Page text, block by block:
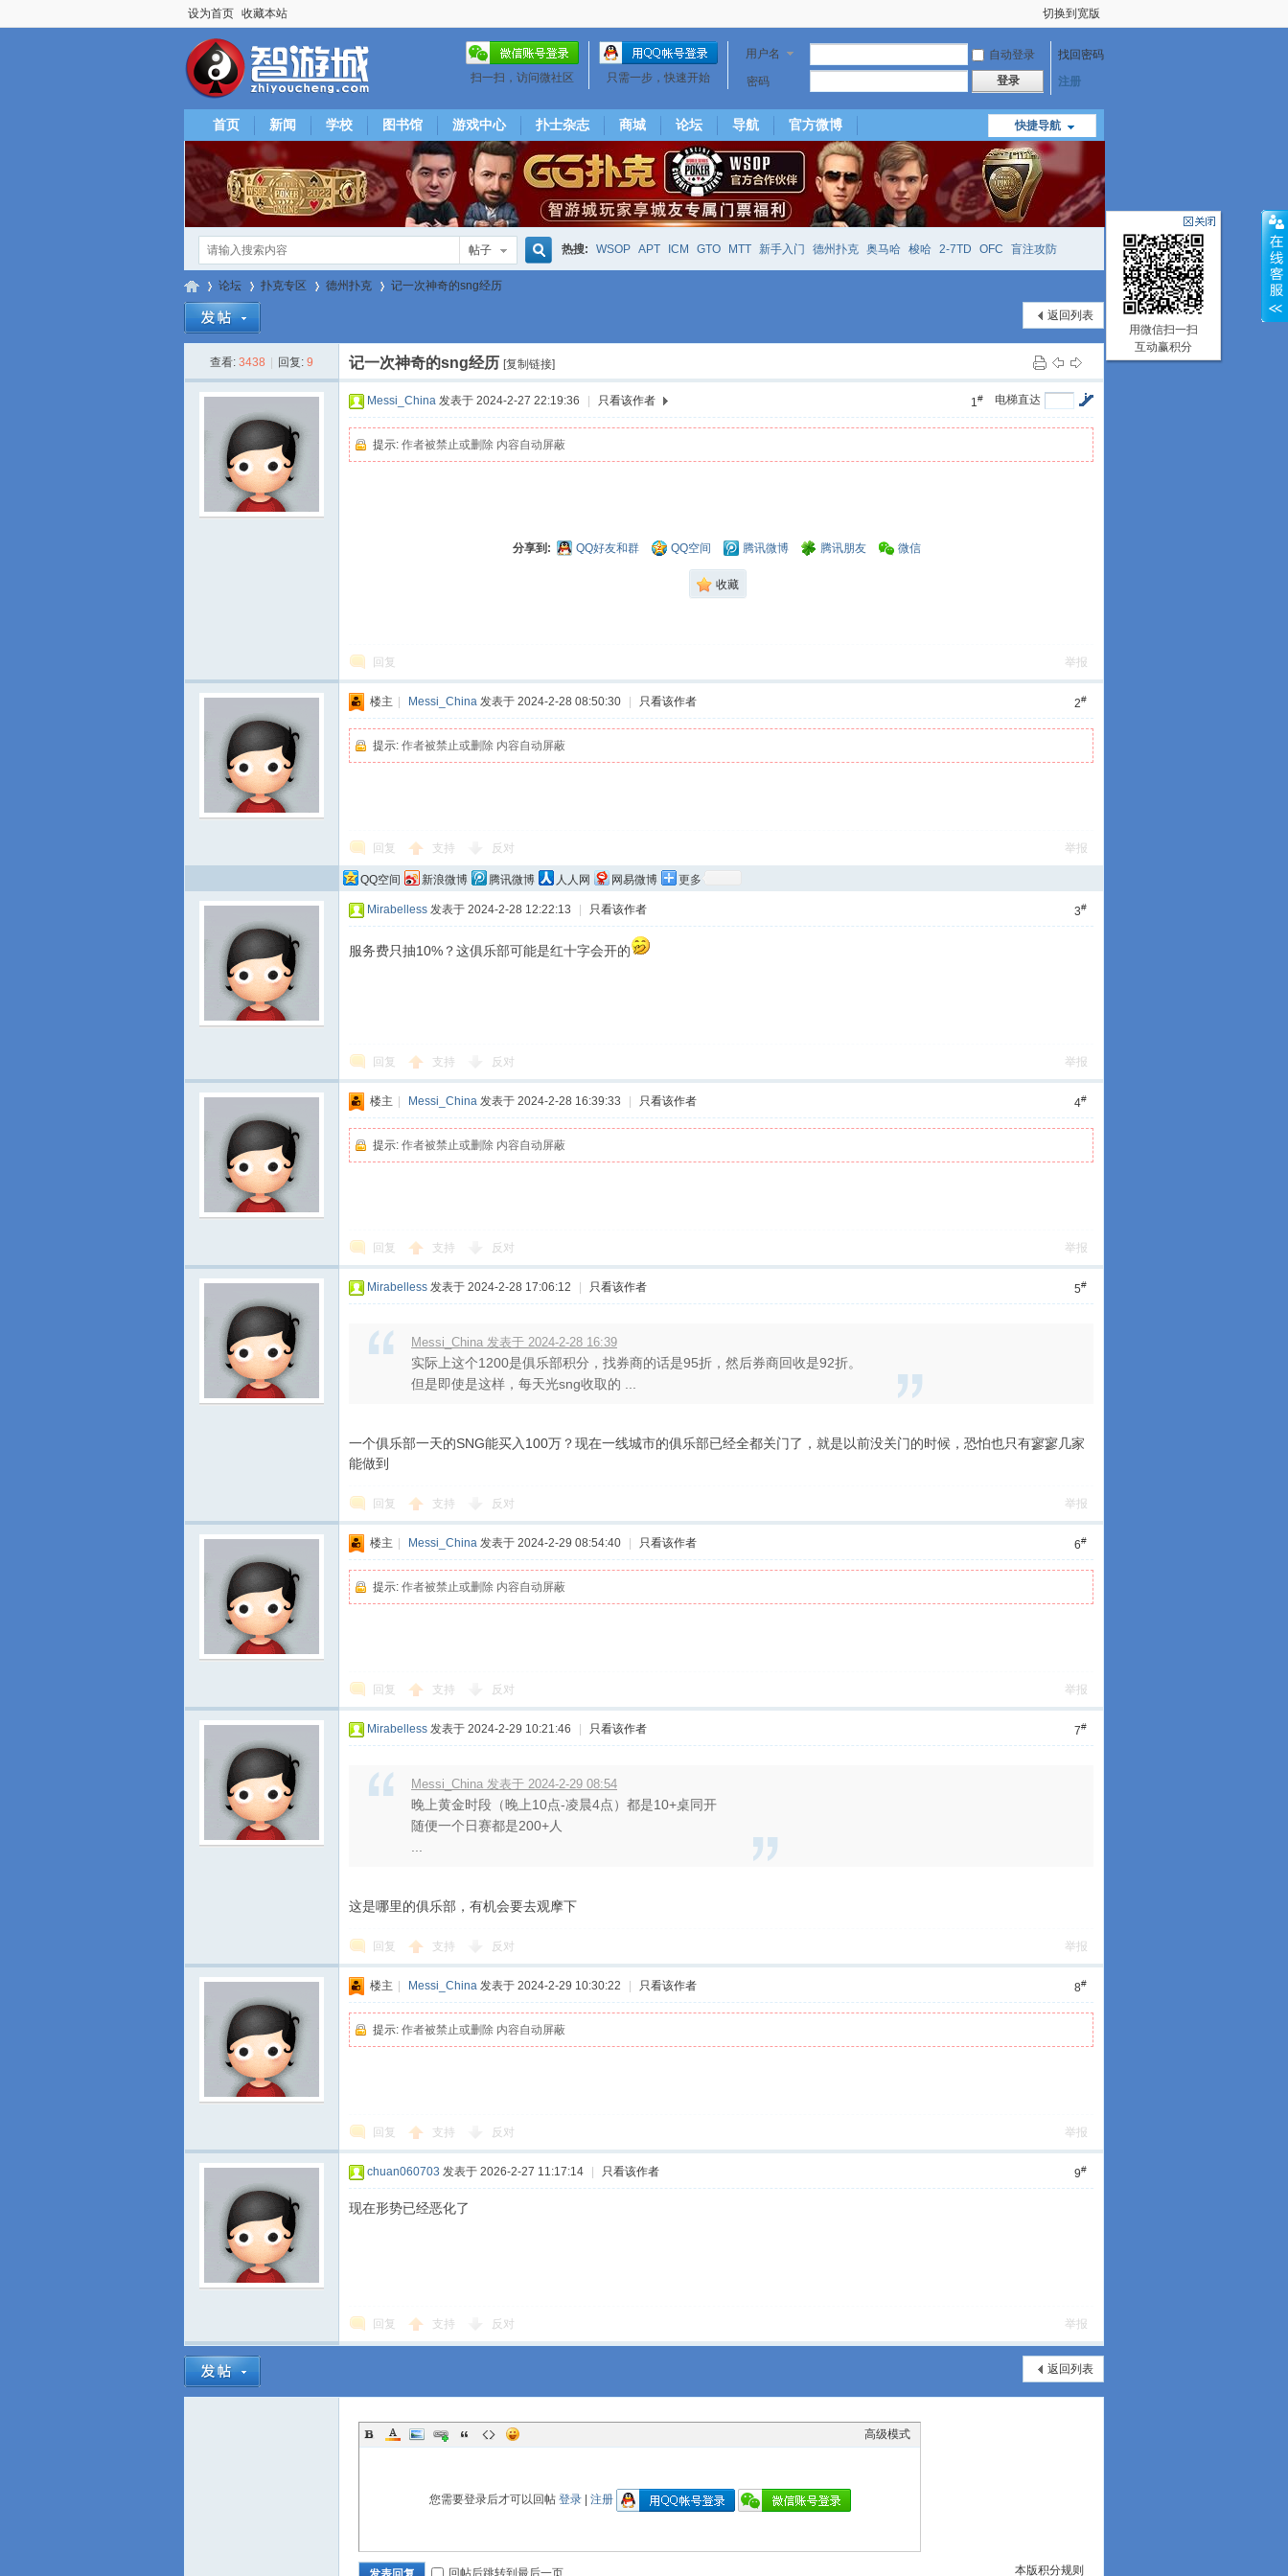
设为首页 收藏本站 切换到宽版
用户名 自动登录
找回密码
密码
登录 注册
只需一步，快速开始
扫一扫，访问微社区
快捷导航
首页 新闻 学校 图书馆 游戏中心 扑士杂志 商城 论坛 导航 官方微博
帖子
索
热搜: WSOP APT ICM GTO MTT 新手入门 德州扑克 奥马哈 梭哈 2-7TD OFC 盲注攻防
论坛
›
扑克专区
›
德州扑克 记一次神奇的sng经历
返回列表
查看: 3438 回复: 9 记一次神奇的sng经历 [复制链接]
电梯直达
1#
Messi_China 发表于 2024-2-27 22:19:36 只看该作者
提示: 作者被禁止或删除 内容自动屏蔽
分享到: QQ好友和群 QQ空间 腾讯微博 腾讯朋友 微信
收藏
回复 举报
2#
楼主 Messi_China 发表于 2024-2-28 08:50:30 只看该作者
提示: 作者被禁止或删除 内容自动屏蔽
回复 支持 反对 举报
QQ空间 新浪微博 腾讯微博 人人网 网易微博 更多
3#
Mirabelless 发表于 2024-2-28 12:22:13 只看该作者
服务费只抽10%？这俱乐部可能是红十字会开的
回复 支持 反对 举报
4#
楼主 Messi_China 发表于 2024-2-28 16:39:33 只看该作者
提示: 作者被禁止或删除 内容自动屏蔽
回复 支持 反对 举报
5#
Mirabelless 发表于 2024-2-28 17:06:12 只看该作者
Messi_China 发表于 2024-2-28 16:39
实际上这个1200是俱乐部积分，找券商的话是95折，然后券商回收是92折。
但是即使是这样，每天光sng收取的 ...
一个俱乐部一天的SNG能买入100万？现在一线城市的俱乐部已经全都关门了，就是以前没关门的时候，恐怕也只有寥寥几家
能做到
回复 支持 反对 举报
6#
楼主 Messi_China 发表于 2024-2-29 08:54:40 只看该作者
提示: 作者被禁止或删除 内容自动屏蔽
回复 支持 反对 举报
7#
Mirabelless 发表于 2024-2-29 10:21:46 只看该作者
Messi_China 发表于 2024-2-29 08:54
晚上黄金时段（晚上10点-凌晨4点）都是10+桌同开
随便一个日赛都是200+人
这是哪里的俱乐部，有机会要去观摩下
回复 支持 反对 举报
8#
楼主 Messi_China 发表于 2024-2-29 10:30:22 只看该作者
提示: 作者被禁止或删除 内容自动屏蔽
回复 支持 反对 举报
9#
chuan060703 发表于 2026-2-27 11:17:14 只看该作者
现在形势已经恶化了
回复 支持 反对 举报
返回列表
高级模式
您需要登录后才可以回帖 登录| 注册
本版积分规则
回帖后跳转到最后一页
用微信扫一扫
互动赢积分